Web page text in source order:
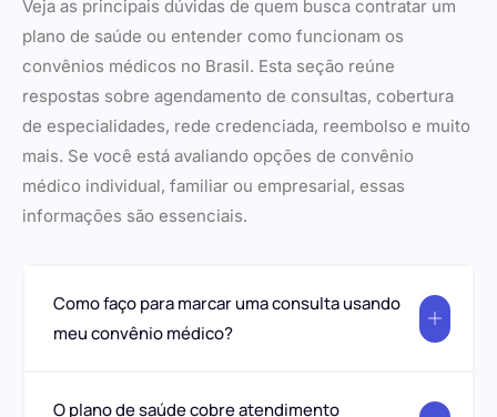
Veja as principais dúvidas de quem busca contratar um
plano de saúde ou entender como funcionam os
convênios médicos no Brasil. Esta seção reúne
respostas sobre agendamento de consultas, cobertura
de especialidades, rede credenciada, reembolso e muito
mais. Se você está avaliando opções de convênio
médico individual, familiar ou empresarial, essas
informações são essenciais.
Como faço para marcar uma consulta usando
meu convênio médico?
O plano de saúde cobre atendimento